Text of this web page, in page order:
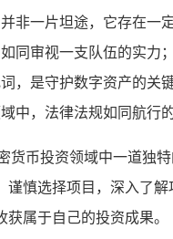
非一片坦途，它存在一
同审视一支队伍的实力
，是守护数字资产的关
中，法律法规如同航行
货币投资领域中一道独
谨慎选择项目，深入了
属于自己的投资成果。